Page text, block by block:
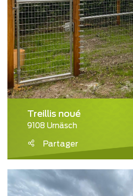
Treillis noué
9108 Urnäsch
Partager